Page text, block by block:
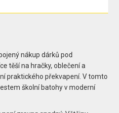
nákup dárků pod
těší na hračky, oblečení a
praktického překvapení. V tomto
školní batohy v moderní